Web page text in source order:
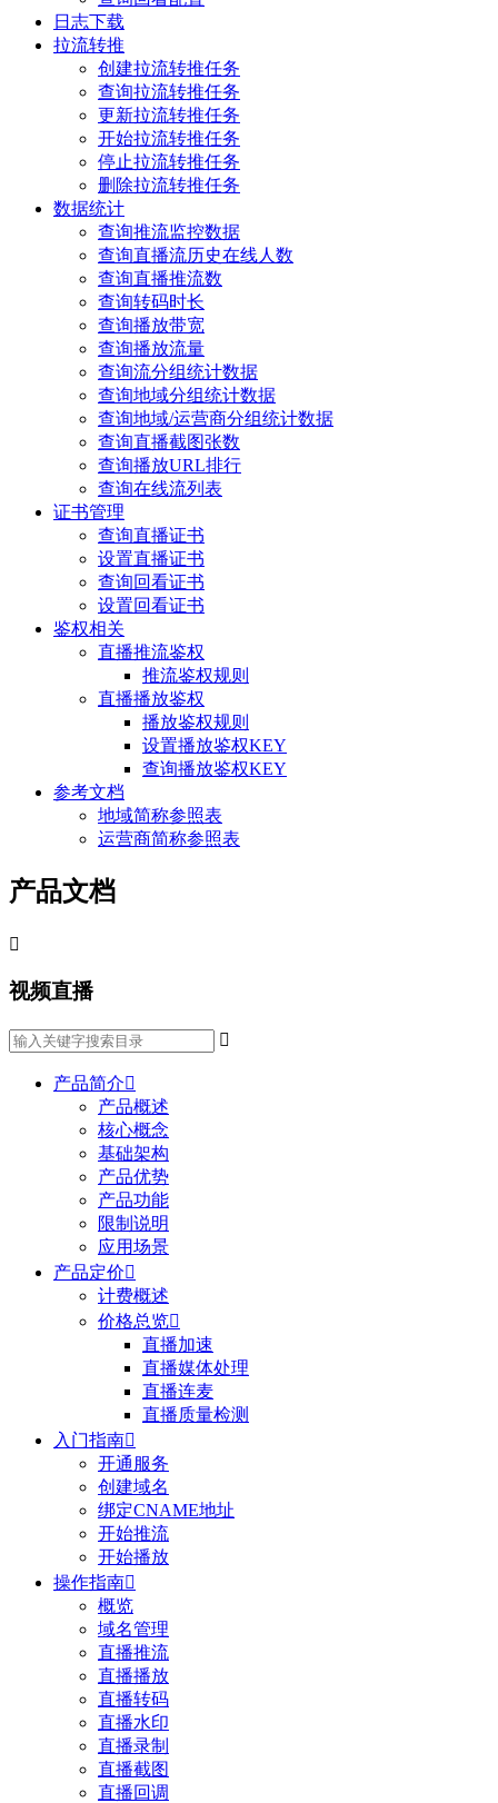
日志下载
拉流转推
创建拉流转推任务
查询拉流转推任务
更新拉流转推任务
开始拉流转推任务
停止拉流转推任务
删除拉流转推任务
数据统计
查询推流监控数据
查询直播流历史在线人数
查询直播推流数
查询转码时长
查询播放带宽
查询播放流量
查询流分组统计数据
查询地域分组统计数据
查询地域/运营商分组统计数据
查询直播截图张数
查询播放URL排行
查询在线流列表
证书管理
查询直播证书
设置直播证书
查询回看证书
设置回看证书
鉴权相关
直播推流鉴权
推流鉴权规则
直播播放鉴权
播放鉴权规则
设置播放鉴权KEY
查询播放鉴权KEY
参考文档
地域简称参照表
运营商简称参照表
产品文档

视频直播

产品简介
产品概述
核心概念
基础架构
产品优势
产品功能
限制说明
应用场景
产品定价
计费概述
价格总览
直播加速
直播媒体处理
直播连麦
直播质量检测
入门指南
开通服务
创建域名
绑定CNAME地址
开始推流
开始播放
操作指南
概览
域名管理
直播推流
直播播放
直播转码
直播水印
直播录制
直播截图
直播回调